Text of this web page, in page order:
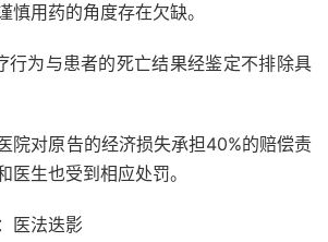
慎用药的角度存在欠缺。
行为与患者的死亡结果经鉴定不排除具
院对原告的经济损失承担40%的赔偿责
医生也受到相应处罚。
医法迭影